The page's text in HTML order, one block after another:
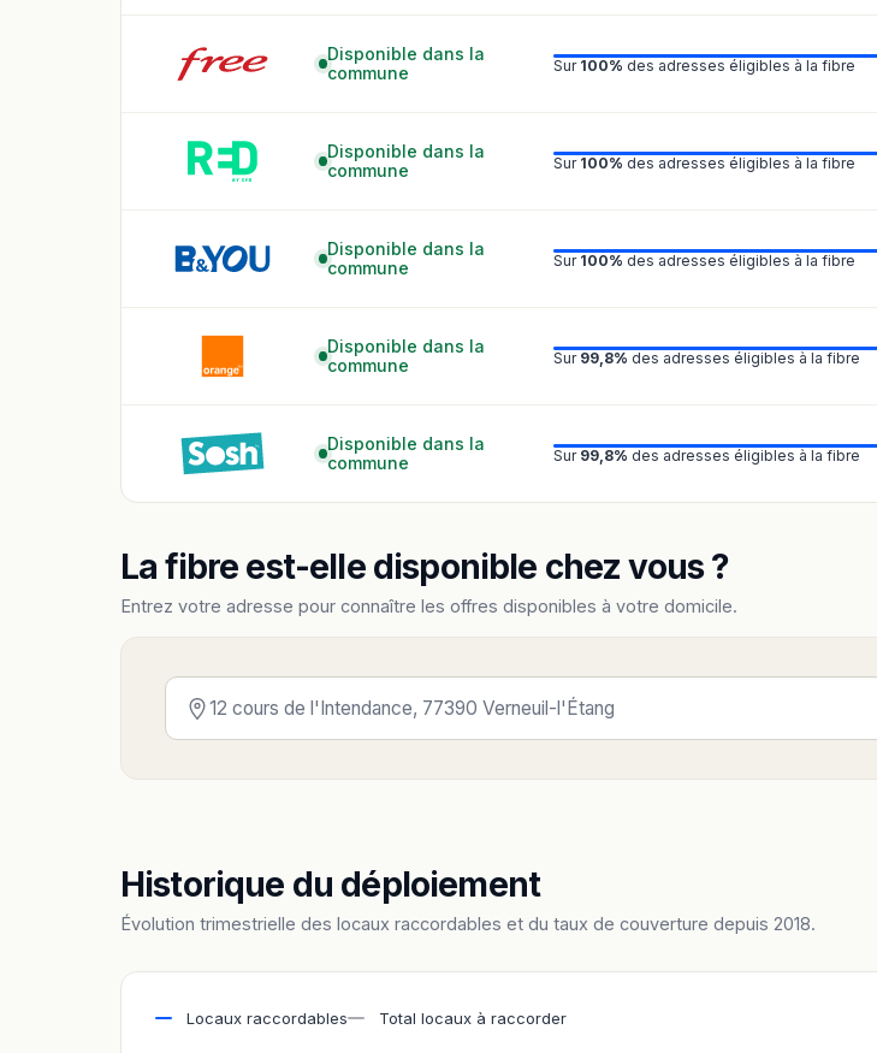
Disponible dans la
commune
Sur 100% des adresses éligibles à la fibre
Disponible dans la
commune
Sur 100% des adresses éligibles à la fibre
Disponible dans la
commune
Sur 100% des adresses éligibles à la fibre
Disponible dans la
commune
Sur 99,8% des adresses éligibles à la fibre
Disponible dans la
commune
Sur 99,8% des adresses éligibles à la fibre
La fibre est-elle disponible chez vous ?
Entrez votre adresse pour connaître les offres disponibles à votre domicile.
Historique du déploiement
Évolution trimestrielle des locaux raccordables et du taux de couverture depuis 2018.
Locaux raccordables Total locaux à raccorder